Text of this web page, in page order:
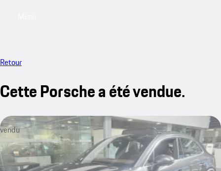
Retour
Cette Porsche a été vendue.
vendu